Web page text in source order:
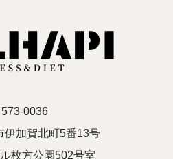
573-0036
伊加賀北町5番13号
枚方公園502号室